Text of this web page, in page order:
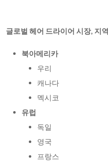
글로벌 헤어 드라이어 시장, 지역
북아메리카
우리
캐나다
멕시코
유럽
독일
영국
프랑스